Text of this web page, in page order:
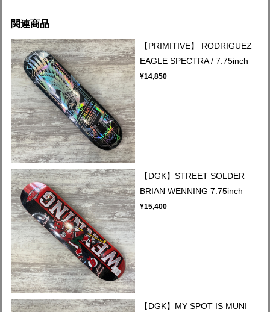
関連商品
【PRIMITIVE】 RODRIGUEZ
EAGLE SPECTRA / 7.75inch
¥14,850
【DGK】STREET SOLDER
BRIAN WENNING 7.75inch
¥15,400
【DGK】MY SPOT IS MUNI